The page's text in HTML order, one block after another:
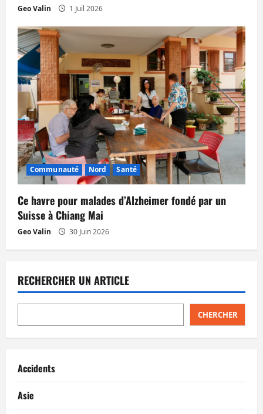
Geo Valin 1 Juil 2026
Communauté Nord Santé
Ce havre pour malades d’Alzheimer fondé par un
Suisse à Chiang Mai
Geo Valin 30 Juin 2026
RECHERCHER UN ARTICLE
CHERCHER
Accidents
Asie